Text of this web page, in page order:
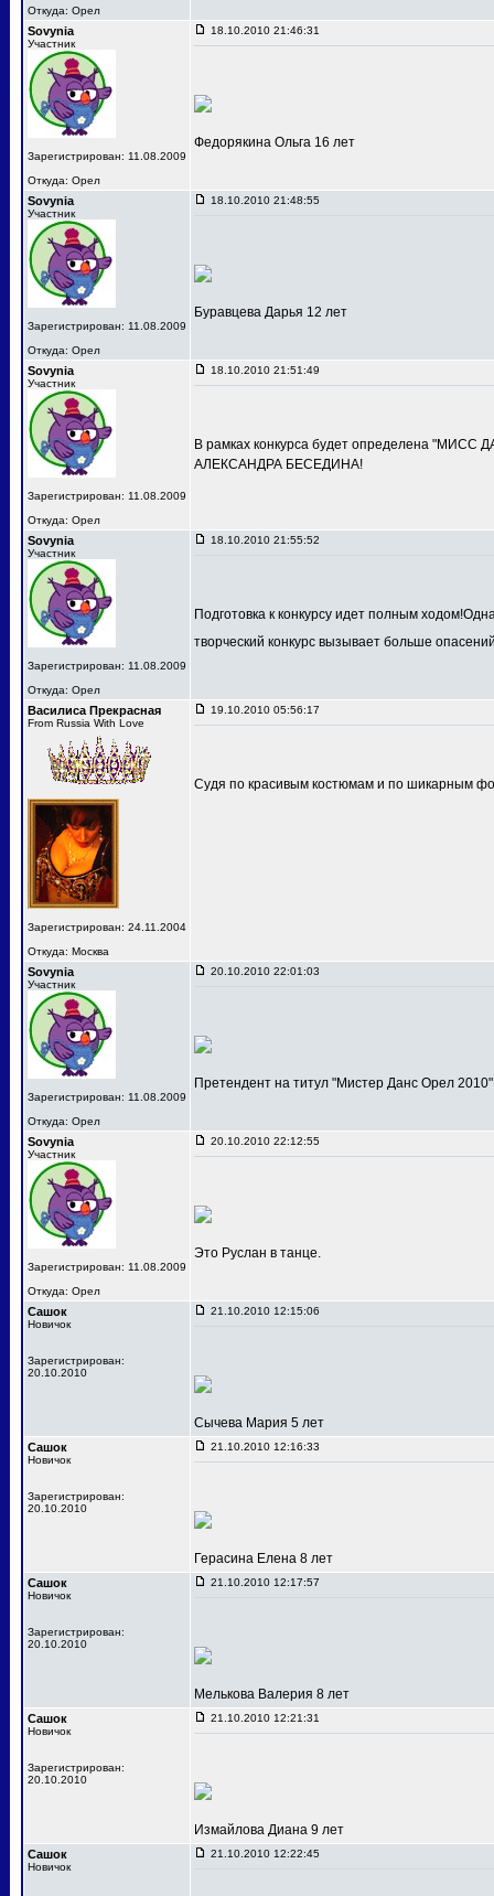
Откуда: Орел
Sovynia
Участник
Зарегистрирован: 11.08.2009
Откуда: Орел
18.10.2010 21:46:31
Федорякина Ольга 16 лет
Sovynia
Участник
Зарегистрирован: 11.08.2009
Откуда: Орел
18.10.2010 21:48:55
Буравцева Дарья 12 лет
Sovynia
Участник
Зарегистрирован: 11.08.2009
Откуда: Орел
18.10.2010 21:51:49
В рамках конкурса будет определена "МИСС
АЛЕКСАНДРА БЕСЕДИНА!
Sovynia
Участник
Зарегистрирован: 11.08.2009
Откуда: Орел
18.10.2010 21:55:52
Подготовка к конкурсу идет полным
творческий конкурс вызывает больше
Василиса Прекрасная
From Russia With Love
Зарегистрирован: 24.11.2004
Откуда: Москва
19.10.2010 05:56:17
Судя по красивым костюмам и по шикарным
Sovynia
Участник
Зарегистрирован: 11.08.2009
Откуда: Орел
20.10.2010 22:01:03
Претендент на титул "Мистер Данс Орел
Sovynia
Участник
Зарегистрирован: 11.08.2009
Откуда: Орел
20.10.2010 22:12:55
Это Руслан в танце.
Сашок
Новичок
Зарегистрирован:
20.10.2010
21.10.2010 12:15:06
Сычева Мария 5 лет
Сашок
Новичок
Зарегистрирован:
20.10.2010
21.10.2010 12:16:33
Герасина Елена 8 лет
Сашок
Новичок
Зарегистрирован:
20.10.2010
21.10.2010 12:17:57
Мелькова Валерия 8 лет
Сашок
Новичок
Зарегистрирован:
20.10.2010
21.10.2010 12:21:31
Измайлова Диана 9 лет
Сашок
Новичок
21.10.2010 12:22:45